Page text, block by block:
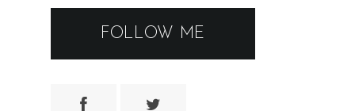
FOLLOW ME